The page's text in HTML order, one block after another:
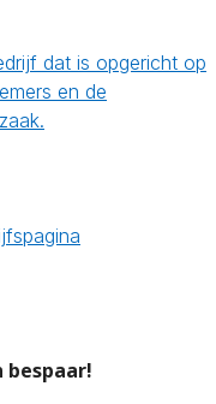
dat is opgericht op
en de
bespaar!